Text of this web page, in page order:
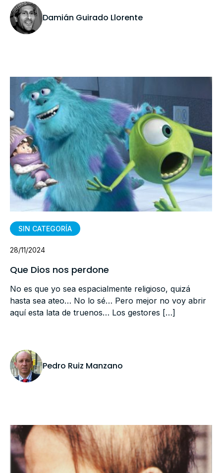
Damián Guirado Llorente
SIN CATEGORÍA
28/11/2024
Que Dios nos perdone
No es que yo sea espacialmente religioso, quizá
hasta sea ateo… No lo sé… Pero mejor no voy abrir
aquí esta lata de truenos… Los gestores […]
Pedro Ruiz Manzano